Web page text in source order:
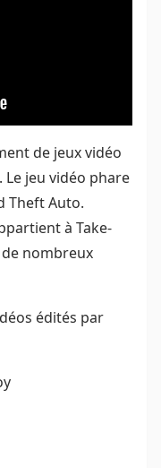
de jeux vidéo
Le jeu vidéo phare
Theft Auto.
à Take-
nombreux
édités par